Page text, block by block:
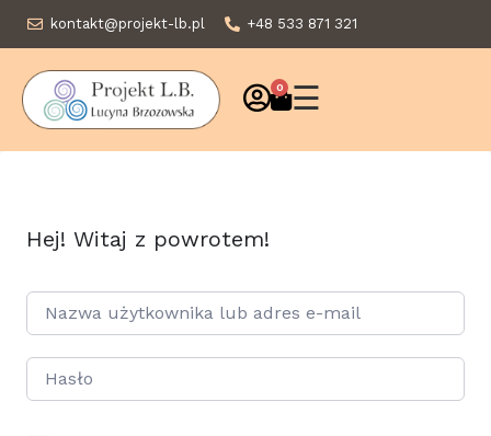
kontakt@projekt-lb.pl +48 533 871 321
0 ☰
Hej! Witaj z powrotem!